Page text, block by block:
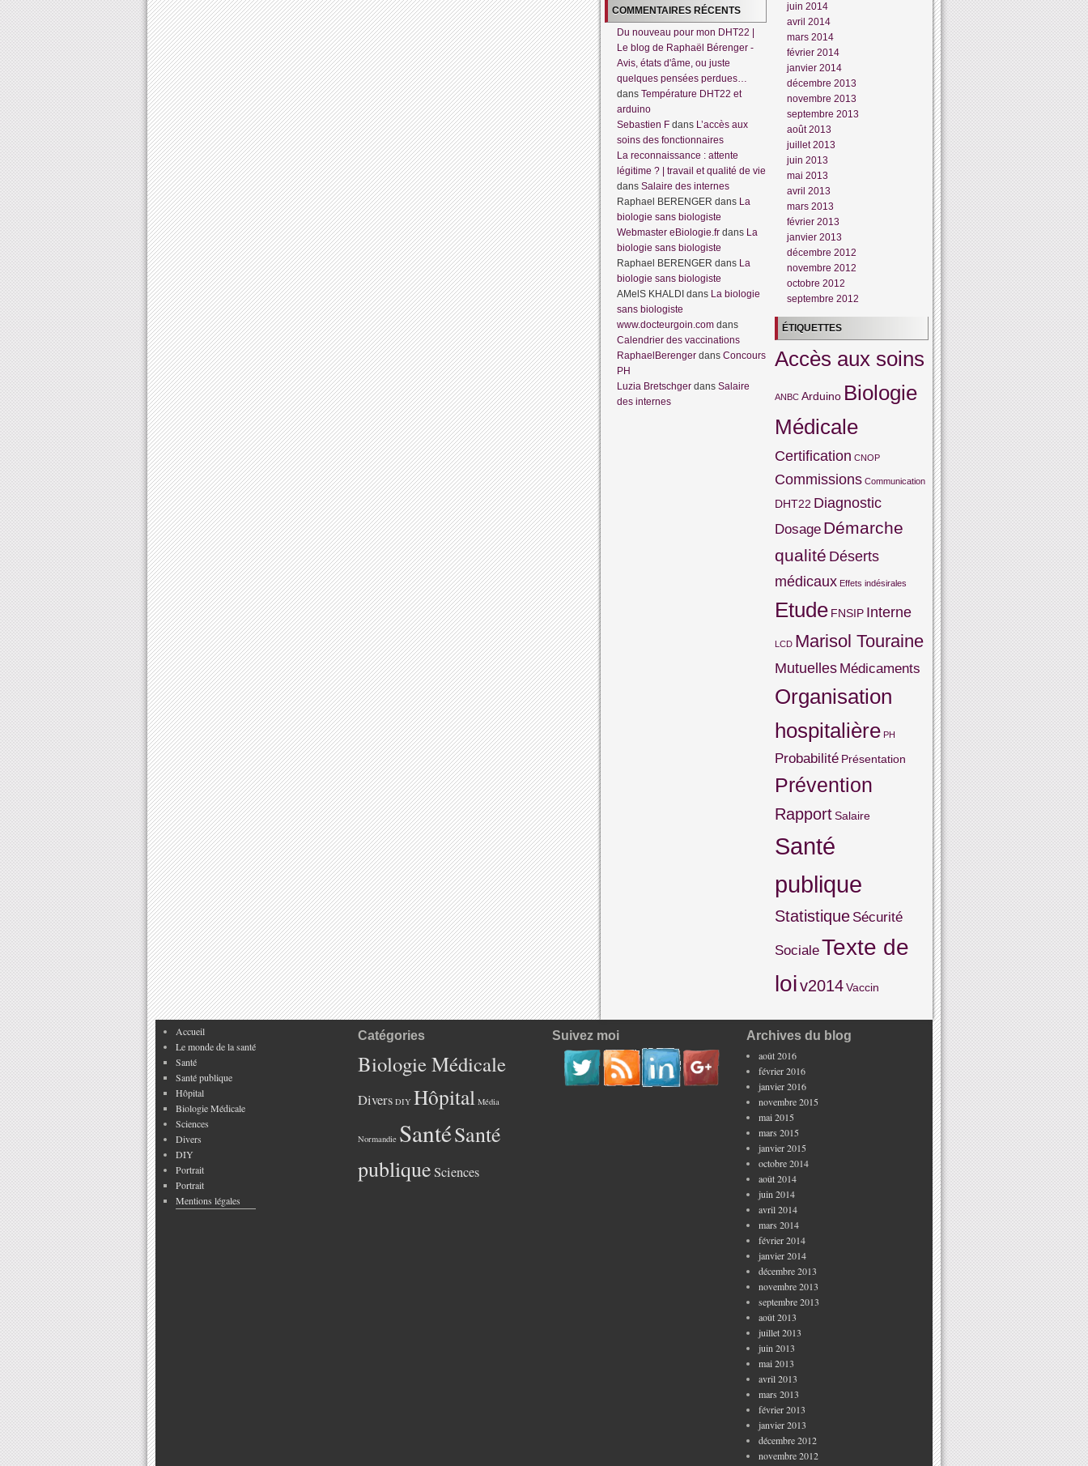
COMMENTAIRES RÉCENTS
Du nouveau pour mon DHT22 |
Le blog de Raphaël Bérenger -
Avis, états d'âme, ou juste
quelques pensées perdues…
dans Température DHT22 et
arduino
Sebastien F dans L’accès aux
soins des fonctionnaires
La reconnaissance : attente
légitime ? | travail et qualité de vie
dans Salaire des internes
Raphael BERENGER dans La
biologie sans biologiste
Webmaster eBiologie.fr dans La
biologie sans biologiste
Raphael BERENGER dans La
biologie sans biologiste
AMelS KHALDI dans La biologie
sans biologiste
www.docteurgoin.com dans
Calendrier des vaccinations
RaphaelBerenger dans Concours
PH
Luzia Bretschger dans Salaire
des internes
juin 2014
avril 2014
mars 2014
février 2014
janvier 2014
décembre 2013
novembre 2013
septembre 2013
août 2013
juillet 2013
juin 2013
mai 2013
avril 2013
mars 2013
février 2013
janvier 2013
décembre 2012
novembre 2012
octobre 2012
septembre 2012
ÉTIQUETTES
Accès aux soins
ANBC Arduino Biologie
Médicale
Certification CNOP
Commissions Communication
DHT22 Diagnostic
Dosage Démarche
qualité Déserts
médicaux Effets indésirales
Etude FNSIP Interne
LCD Marisol Touraine
Mutuelles Médicaments
Organisation
hospitalière PH
Probabilité Présentation
Prévention
RapportSalaire
Santé
publique
Statistique Sécurité
SocialeTexte de
loiv2014Vaccin
Accueil
Le monde de la santé
Santé
Santé publique
Hôpital
Biologie Médicale
Sciences
Divers
DIY
Portrait
Portrait
Mentions légales
Catégories
Biologie Médicale
Divers DIY Hôpital Média
Normandie SantéSanté
publiqueSciences
Suivez moi Archives du blog
août 2016
février 2016
janvier 2016
novembre 2015
mai 2015
mars 2015
janvier 2015
octobre 2014
août 2014
juin 2014
avril 2014
mars 2014
février 2014
janvier 2014
décembre 2013
novembre 2013
septembre 2013
août 2013
juillet 2013
juin 2013
mai 2013
avril 2013
mars 2013
février 2013
janvier 2013
décembre 2012
novembre 2012